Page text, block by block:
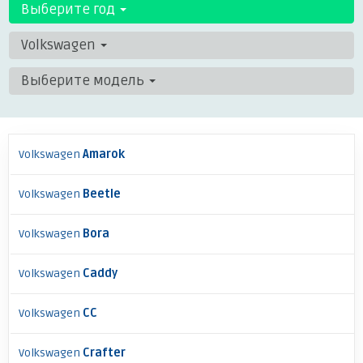
Выберите год
Volkswagen
Выберите модель
Volkswagen Amarok
Volkswagen Beetle
Volkswagen Bora
Volkswagen Caddy
Volkswagen CC
Volkswagen Crafter